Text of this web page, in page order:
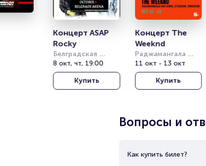
Концерт ASAP
Rocky
Белградская
Арена (бывш.
Штарк Арена)
8 окт, чт, 19:00
Купить
Концерт The
Weeknd
Раджамангала
Нэшнл Стэдиум
(Rajamangala
National Stadium)
11 окт - 13 окт
Купить
Вопросы и
Как купить билет?